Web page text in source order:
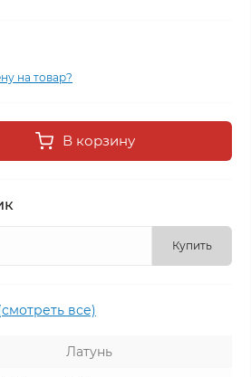
на товар?
В корзину
Купить
все)
Латунь